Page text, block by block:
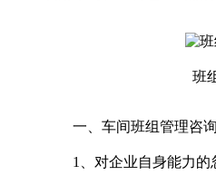
班组
一、车间班组管理咨
1、对企业自身能力的